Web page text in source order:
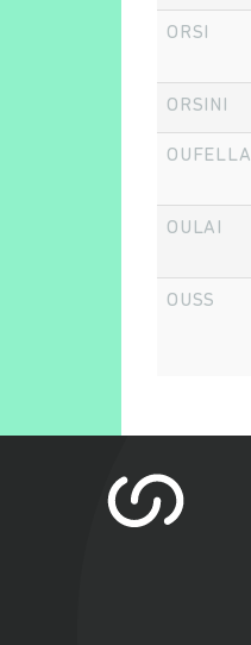
ORSI
ORSINI
OUFELLA
OULAI
OUSS